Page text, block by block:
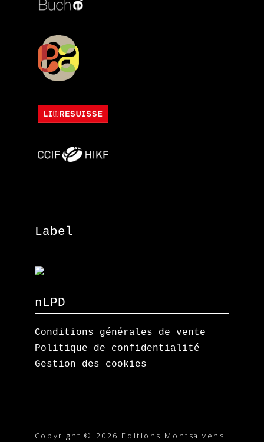
Label
nLPD
Conditions générales de vente
Politique de confidentialité
Gestion des cookies
Copyright © 2026 Editions Montsalvens